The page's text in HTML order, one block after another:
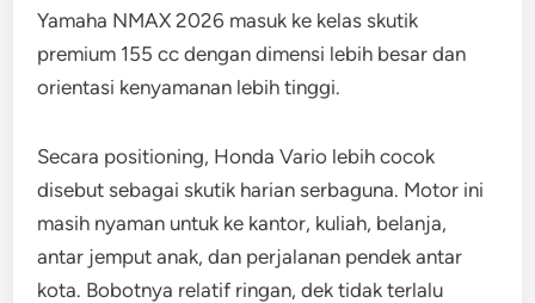
Yamaha NMAX 2026 masuk ke kelas skutik
premium 155 cc dengan dimensi lebih besar dan
orientasi kenyamanan lebih tinggi.
Secara positioning, Honda Vario lebih cocok
disebut sebagai skutik harian serbaguna. Motor ini
masih nyaman untuk ke kantor, kuliah, belanja,
antar jemput anak, dan perjalanan pendek antar
kota. Bobotnya relatif ringan, dek tidak terlalu